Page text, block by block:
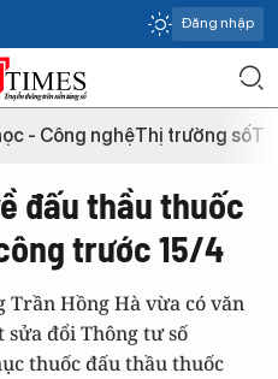
Đăng nhập
- Công nghệThị trường số
đấu thầu thuốc
trước 15/4
Trần Hồng Hà vừa có văn
sửa đổi Thông tư số
thuốc đấu thầu thuốc